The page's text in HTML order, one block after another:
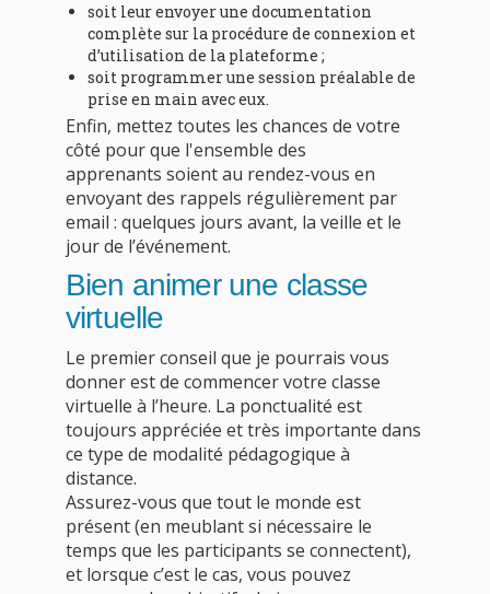
soit leur envoyer une documentation
complète sur la procédure de connexion et
d’utilisation de la plateforme ;
soit programmer une session préalable de
prise en main avec eux.
Enfin, mettez toutes les chances de votre
côté pour que l'ensemble des
apprenants soient au rendez-vous en
envoyant des rappels régulièrement par
email : quelques jours avant, la veille et le
jour de l’événement.
Bien animer une classe
virtuelle
Le premier conseil que je pourrais vous
donner est de commencer votre classe
virtuelle à l’heure. La ponctualité est
toujours appréciée et très importante dans
ce type de modalité pédagogique à
distance.
Assurez-vous que tout le monde est
présent (en meublant si nécessaire le
temps que les participants se connectent),
et lorsque c’est le cas, vous pouvez